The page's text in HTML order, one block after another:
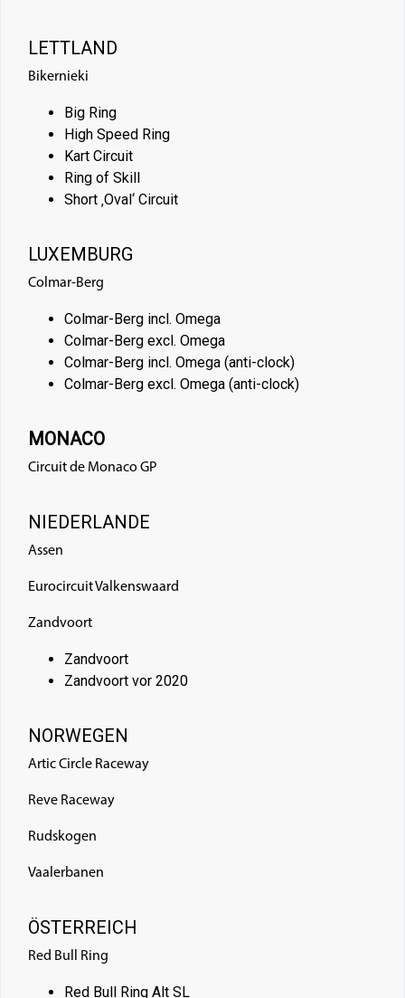
LETTLAND
Bikernieki
Big Ring
High Speed Ring
Kart Circuit
Ring of Skill
Short ‚Oval‘ Circuit
LUXEMBURG
Colmar-Berg
Colmar-Berg incl. Omega
Colmar-Berg excl. Omega
Colmar-Berg incl. Omega (anti-clock)
Colmar-Berg excl. Omega (anti-clock)
MONACO
Circuit de Monaco GP
NIEDERLANDE
Assen
Eurocircuit Valkenswaard
Zandvoort
Zandvoort
Zandvoort vor 2020
NORWEGEN
Artic Circle Raceway
Reve Raceway
Rudskogen
Vaalerbanen
ÖSTERREICH
Red Bull Ring
Red Bull Ring Alt SL